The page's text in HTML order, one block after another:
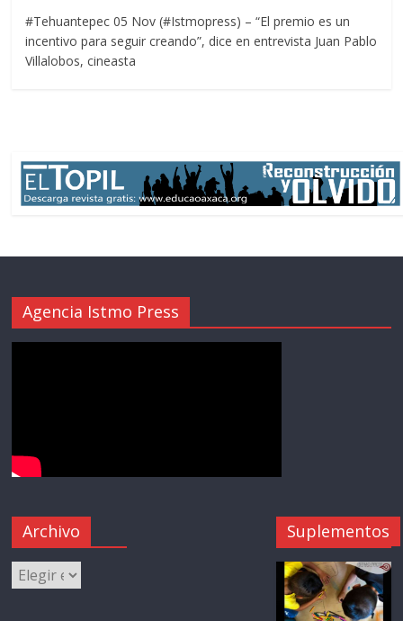
#Tehuantepec 05 Nov (#Istmopress) – “El premio es un
incentivo para seguir creando”, dice en entrevista Juan Pablo
Villalobos, cineasta
Agencia Istmo Press
Archivo Suplementos